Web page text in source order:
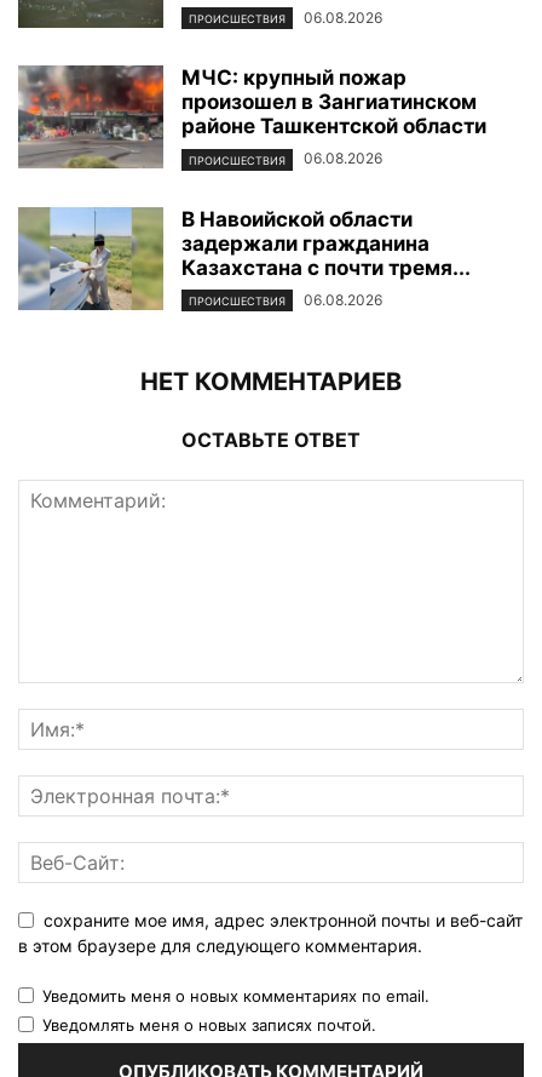
ПРОИСШЕСТВИЯ 06.08.2026
МЧС: крупный пожар
произошел в Зангиатинском
районе Ташкентской области
ПРОИСШЕСТВИЯ 06.08.2026
В Навоийской области
задержали гражданина
Казахстана с почти тремя...
ПРОИСШЕСТВИЯ 06.08.2026
НЕТ КОММЕНТАРИЕВ
ОСТАВЬТЕ ОТВЕТ
сохраните мое имя, адрес электронной почты и веб-сайт
в этом браузере для следующего комментария.
Уведомить меня о новых комментариях по email.
Уведомлять меня о новых записях почтой.